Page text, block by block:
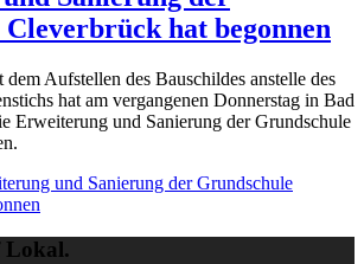
hat begonnen
dem Aufstellen des Bauschildes anstelle des
hat am vergangenen Donnerstag in Bad
Erweiterung und Sanierung der Grundschule
und Sanierung der Grundschule
Lokal.